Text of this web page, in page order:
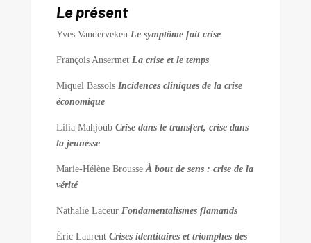
Le présent
Yves Vanderveken Le symptôme fait crise
François Ansermet La crise et le temps
Miquel Bassols Incidences cliniques de la crise
économique
Lilia Mahjoub Crise dans le transfert, crise dans
la jeunesse
Marie-Hélène BrousseÀ bout de sens : crise de la
vérité
Nathalie Laceur Fondamentalismes flamands
Éric Laurent Crises identitaires et triomphes des